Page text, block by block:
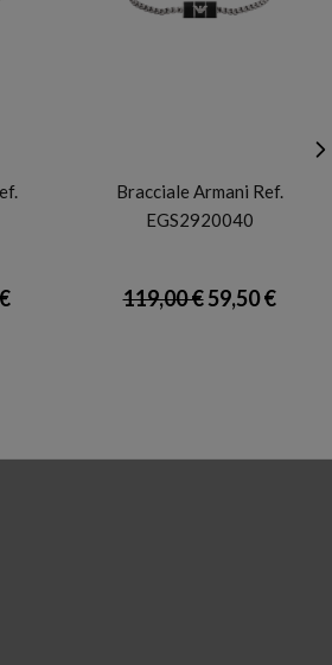
Bracciale Armani Ref.
EGS2920040
119,00 €59,50 €